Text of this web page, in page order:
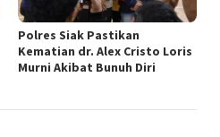
Polres Siak Pastikan
Kematian dr. Alex Cristo Loris
Murni Akibat Bunuh Diri